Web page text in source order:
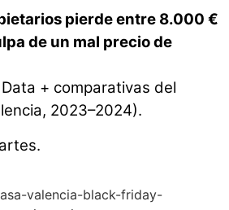
pierde entre 8.000 €
de un mal precio de
+ comparativas del
2023–2024).